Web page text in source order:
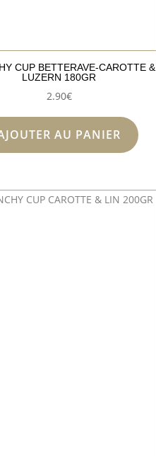
CUP BETTERAVE-CAROTTE &
LUZERN 180GR
2.90€
AU PANIER